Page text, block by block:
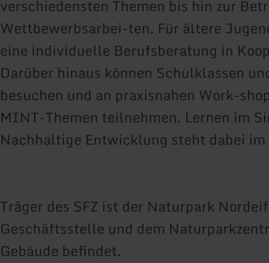
verschiedensten Themen bis hin zur
Wettbewerbsarbei-ten. Für ältere
eine individuelle Berufsberatung in
Darüber hinaus können Schulklassen
besuchen und an praxisnahen Work-
MINT-Themen teilnehmen. Lernen im
Nachhaltige Entwicklung steht dabei
Träger des SFZ ist der Naturpark
Geschäftsstelle und dem
Gebäude befindet.